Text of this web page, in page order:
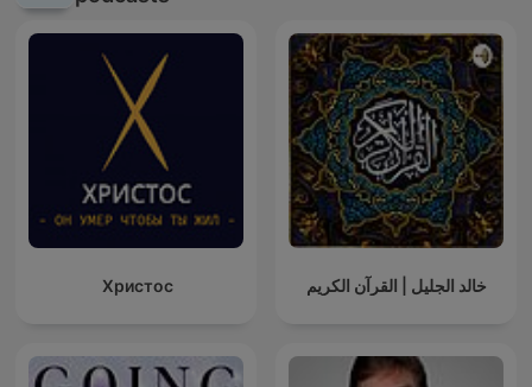
Христос خالد الجليل | القرآن الكريم